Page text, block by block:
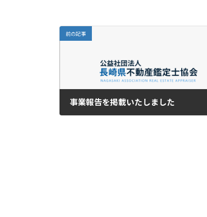
前の記事
事業報告を掲載いたしました